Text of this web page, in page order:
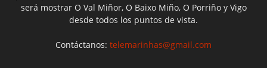
será mostrar O Val Miñor, O Baixo Miño, O Porriño y Vigo
desde todos los puntos de vista.
Contáctanos: telemarinhas@gmail.com